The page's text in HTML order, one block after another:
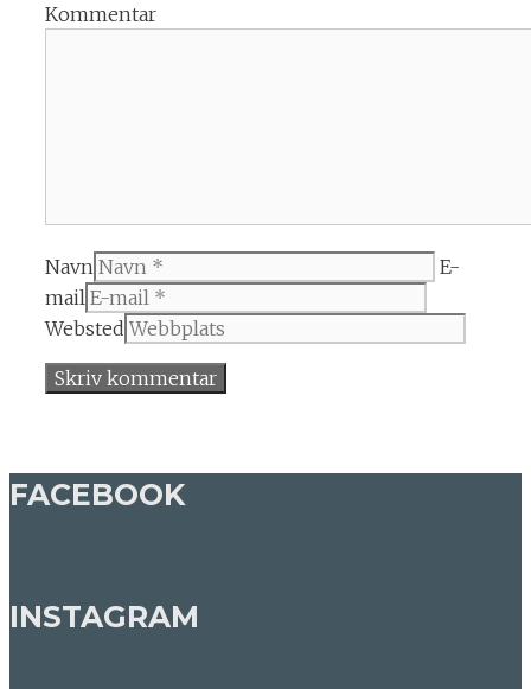
Kommentar
Navn
E-
mail
Websted
FACEBOOK
INSTAGRAM